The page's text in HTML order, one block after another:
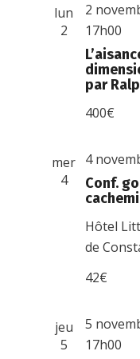
lun
2
par
2
17h00
400€
mer
4
Conf.
4
Hôtel
de
42€
jeu
5
5
17h00